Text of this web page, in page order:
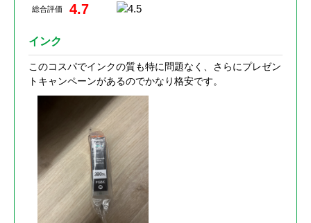
総合評価 4.7
インク
このコスパでインクの質も特に問題なく、さらにプレゼン
トキャンペーンがあるのでかなり格安です。